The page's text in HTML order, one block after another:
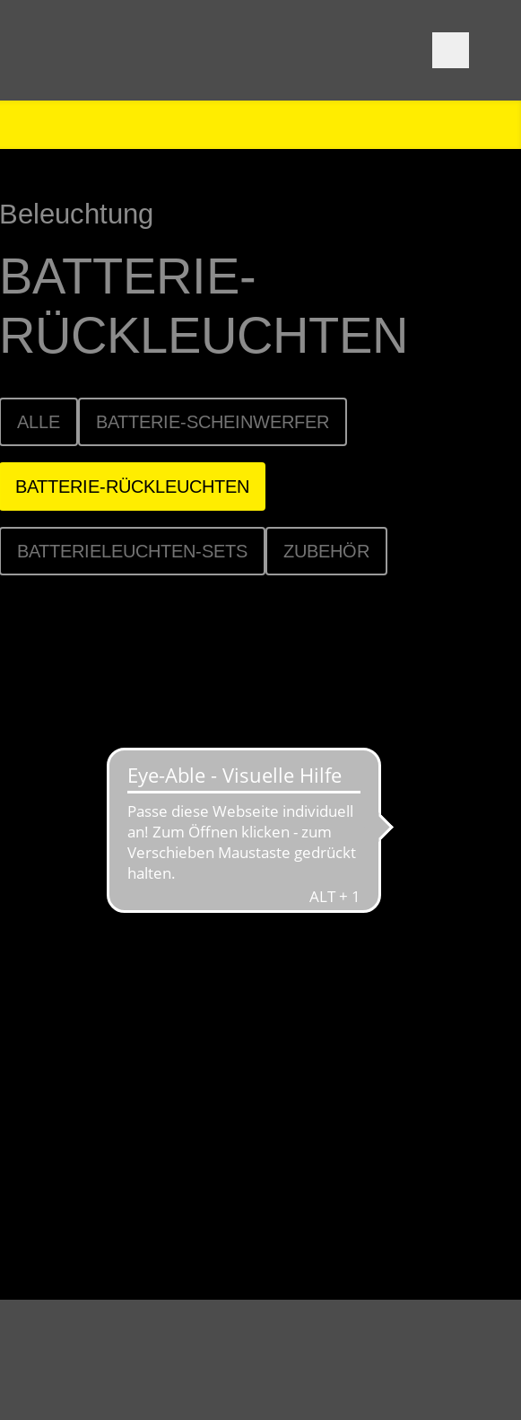
Beleuchtung
BATTERIE-
RÜCKLEUCHTEN
ALLE BATTERIE-SCHEINWERFER
BATTERIE-RÜCKLEUCHTEN
BATTERIELEUCHTEN-SETS ZUBEHÖR